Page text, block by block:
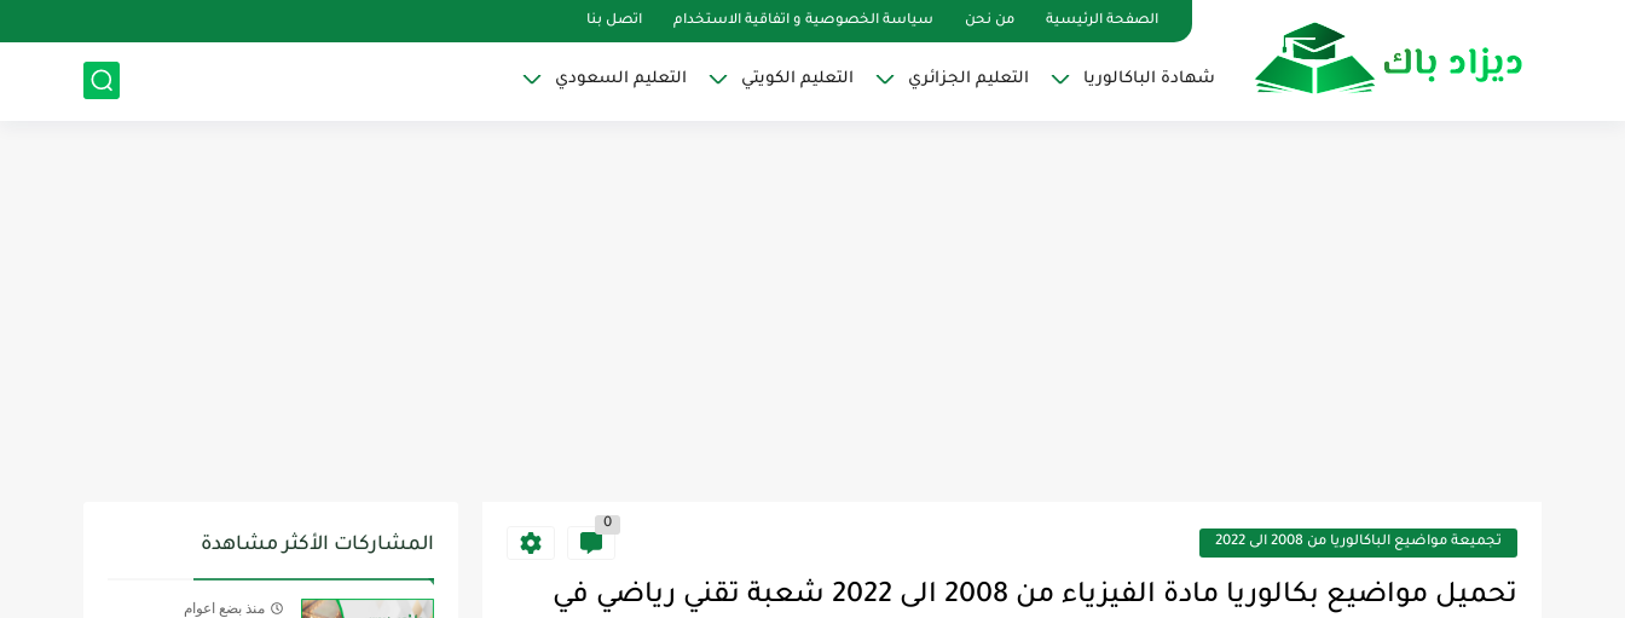
الصفحة الرئيسية من نحن سياسة الخصوصية و اتفاقية الاستخدام اتصل بنا
شهادة الباكالوريا التعليم الجزائري التعليم الكويتي التعليم السعودي
تجميعة مواضيع الباكالوريا من 2008 الى 2022
0
تحميل مواضيع بكالوريا مادة الفيزياء من 2008 الى 2022 شعبة تقني رياضي في
المشاركات الأكثر مشاهدة
منذ بضع اعوام